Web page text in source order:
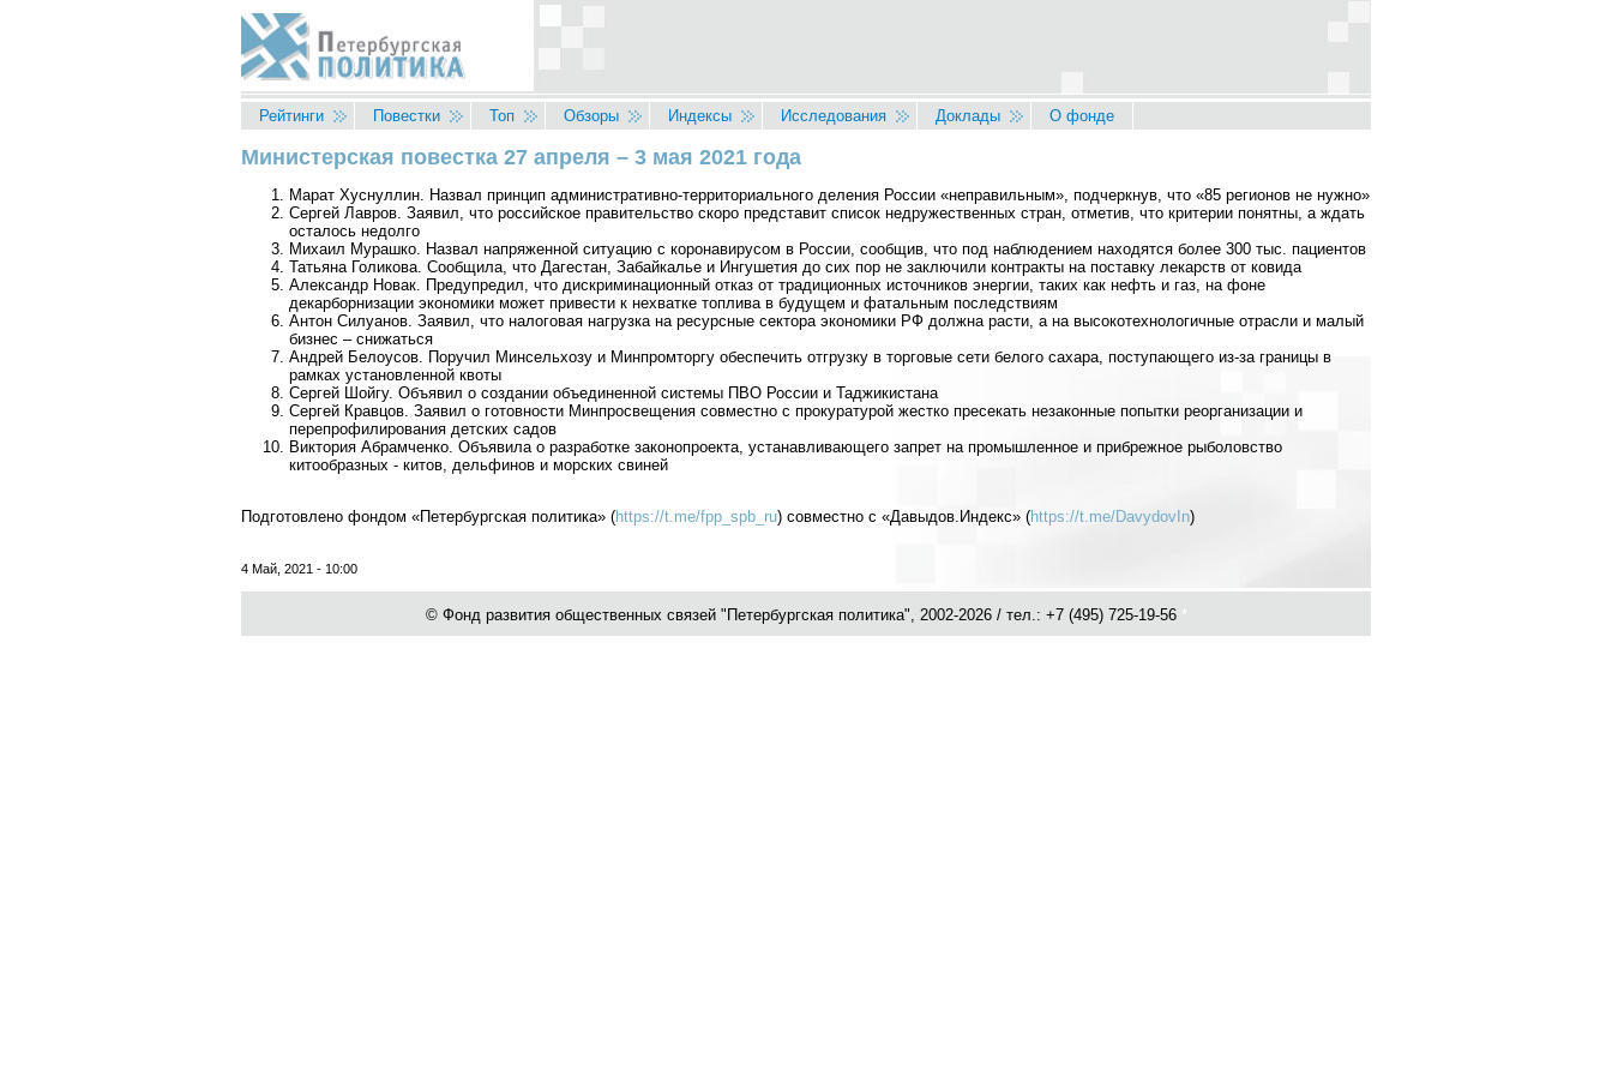
Рейтинги Повестки Топ Обзоры Индексы Исследования Доклады О фонде
Вы здесь
Министерская повестка 27 апреля – 3 мая 2021 года
Марат Хуснуллин. Назвал принцип административно-территориального деления России «неправильным», подчеркнув, что «85 регионов не нужно»
Сергей Лавров. Заявил, что российское правительство скоро представит список недружественных стран, отметив, что критерии понятны, а ждать
осталось недолго
Михаил Мурашко. Назвал напряженной ситуацию с коронавирусом в России, сообщив, что под наблюдением находятся более 300 тыс. пациентов
Татьяна Голикова. Сообщила, что Дагестан, Забайкалье и Ингушетия до сих пор не заключили контракты на поставку лекарств от ковида
Александр Новак. Предупредил, что дискриминационный отказ от традиционных источников энергии, таких как нефть и газ, на фоне
декарборнизации экономики может привести к нехватке топлива в будущем и фатальным последствиям
Антон Силуанов. Заявил, что налоговая нагрузка на ресурсные сектора экономики РФ должна расти, а на высокотехнологичные отрасли и малый
бизнес – снижаться
Андрей Белоусов. Поручил Минсельхозу и Минпромторгу обеспечить отгрузку в торговые сети белого сахара, поступающего из-за границы в
рамках установленной квоты
Сергей Шойгу. Объявил о создании объединенной системы ПВО России и Таджикистана
Сергей Кравцов. Заявил о готовности Минпросвещения совместно с прокуратурой жестко пресекать незаконные попытки реорганизации и
перепрофилирования детских садов
Виктория Абрамченко. Объявила о разработке законопроекта, устанавливающего запрет на промышленное и прибрежное рыболовство
китообразных - китов, дельфинов и морских свиней
Подготовлено фондом «Петербургская политика» (https://t.me/fpp_spb_ru) совместно с «Давыдов.Индекс» (https://t.me/DavydovIn)
4 Май, 2021 - 10:00
© Фонд развития общественных связей "Петербургская политика", 2002-2026 / тел.: +7 (495) 725-19-56 *